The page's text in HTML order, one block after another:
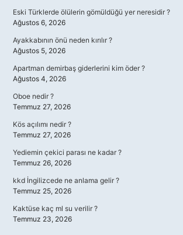
Eski Türklerde ölülerin gömüldüğü yer neresidir ?
Ağustos 6, 2026
Ayakkabının önü neden kırılır ?
Ağustos 5, 2026
Apartman demirbaş giderlerini kim öder ?
Ağustos 4, 2026
Oboe nedir ?
Temmuz 27, 2026
Kös açılımı nedir ?
Temmuz 27, 2026
Yediemin çekici parası ne kadar ?
Temmuz 26, 2026
kkd İngilizcede ne anlama gelir ?
Temmuz 25, 2026
Kaktüse kaç ml su verilir ?
Temmuz 23, 2026